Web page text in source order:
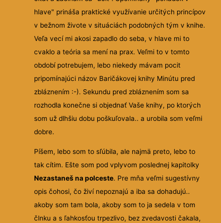
hlave" prináša praktické využívanie určitých princípov
v bežnom živote v situáciách podobných tým v knihe.
Veľa vecí mi akosi zapadlo do seba, v hlave mi to
cvaklo a teória sa mení na prax. Veľmi to v tomto
období potrebujem, lebo niekedy mávam pocit
pripomínajúci názov Baričákovej knihy Minútu pred
zbláznením :-). Sekundu pred zbláznením som sa
rozhodla konečne si objednať Vaše knihy, po ktorých
som už dlhšiu dobu poškuľovala.. a urobila som veľmi
dobre.
Píšem, lebo som to sľúbila, ale najmä preto, lebo to
tak cítim. Ešte som pod vplyvom poslednej kapitolky
Nezastaneš na polceste. Pre mňa veľmi sugestívny
opis čohosi, čo živí nepoznajú a iba sa dohadujú..
akoby som tam bola, akoby som to ja sedela v tom
člnku a s ľahkosťou trpezlivo, bez zvedavosti čakala,